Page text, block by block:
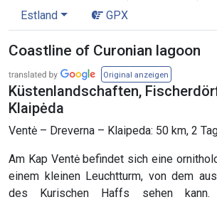
Estland GPX
Coastline of Curonian lagoon
Original anzeigen
Küstenlandschaften,
Klaipėda
Ventė – Dreverna – Klaipeda: 50 km, 2
Am Kap Ventė befindet sich eine
einem kleinen Leuchtturm, von dem
des Kurischen Haffs sehen kann.